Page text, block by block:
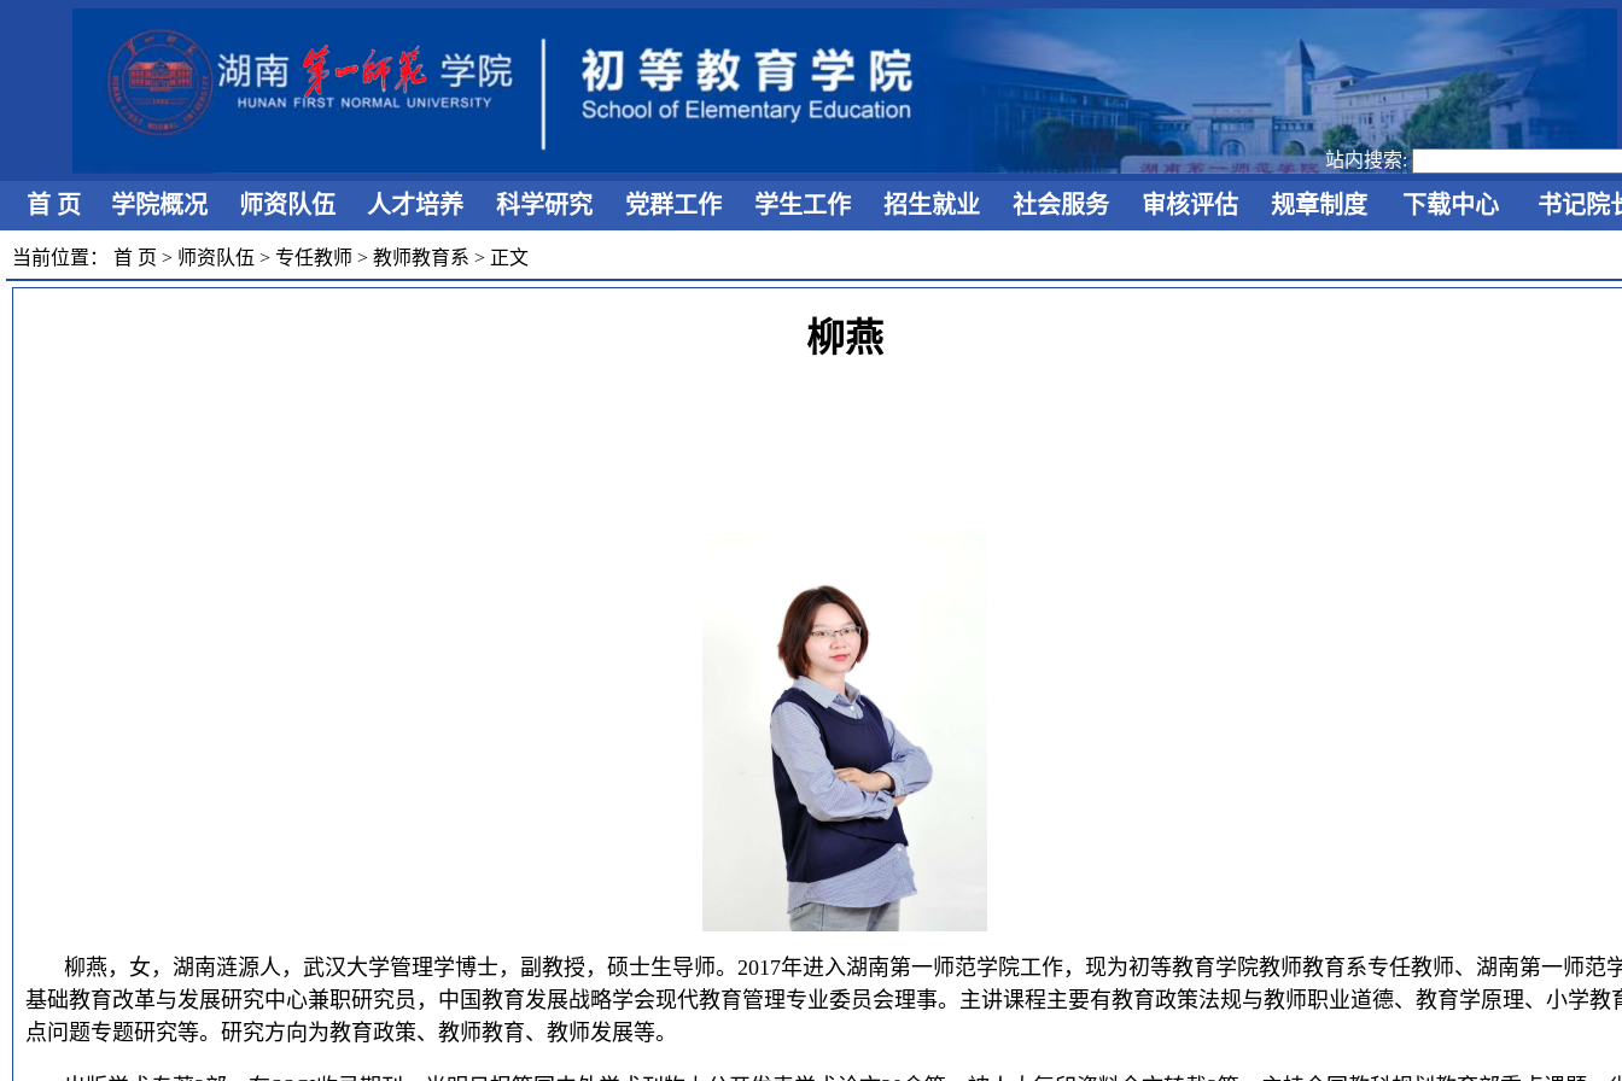
站内搜索:
首 页 学院概况 师资队伍 人才培养 科学研究 党群工作 学生工作 招生就业 社会服务 审核评估 规章制度 下载中心 书记院
当前位置： 首 页 > 师资队伍 > 专任教师 > 教师教育系 > 正文
柳燕
柳燕，女，湖南涟源人， 武汉大学管理学博士 ， 副教授，硕士生导师。 2017年进入湖南第一师范学院工作，现为初等教育学院教师教育系专任教师、湖南第一师范
基础教育改革与发展研究中心兼职研究员 ， 中国教育发展战略学会现代教育管理专业委员会理事。主讲课程主要有教育政策法规与教师职业道德、 教育学原理、小学教
点问题专题研究等。研究方向为教育政策、 教师教育、 教师发展等。